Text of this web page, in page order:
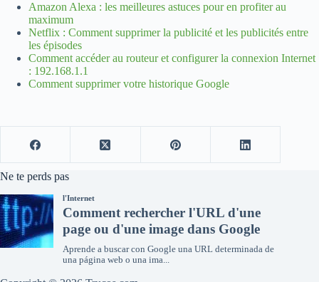
Amazon Alexa : les meilleures astuces pour en profiter au
maximum
Netflix : Comment supprimer la publicité et les publicités entre
les épisodes
Comment accéder au routeur et configurer la connexion Internet
: 192.168.1.1
Comment supprimer votre historique Google
Ne te perds pas